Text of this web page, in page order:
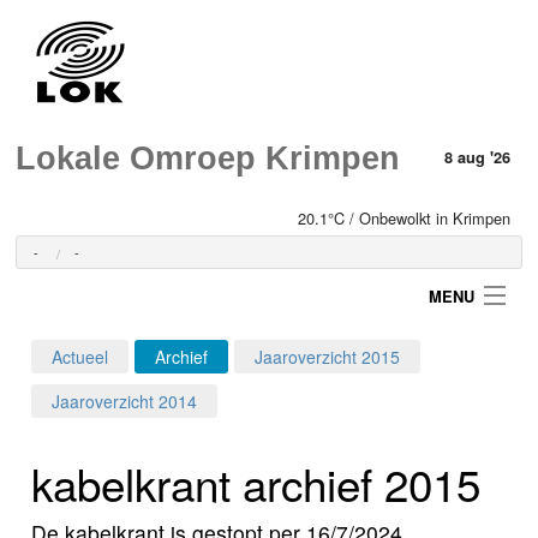
Lokale Omroep Krimpen 8 aug '26
20.1°C / Onbewolkt in Krimpen
- -
MENU
Programma's
Actueel Archief
Jaaroverzicht 2015
Jaaroverzicht 2014
kabelkrant archief 2015